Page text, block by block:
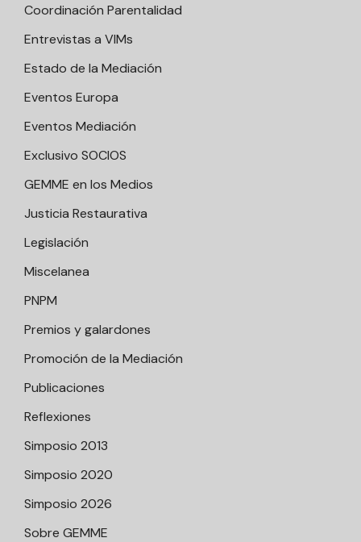
Coordinación Parentalidad
Entrevistas a VIMs
Estado de la Mediación
Eventos Europa
Eventos Mediación
Exclusivo SOCIOS
GEMME en los Medios
Justicia Restaurativa
Legislación
Miscelanea
PNPM
Premios y galardones
Promoción de la Mediación
Publicaciones
Reflexiones
Simposio 2013
Simposio 2020
Simposio 2026
Sobre GEMME